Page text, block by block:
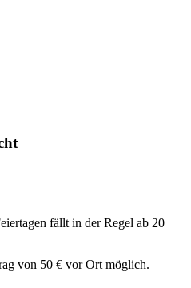
fällt in der Regel ab 20
von 50 € vor Ort möglich.